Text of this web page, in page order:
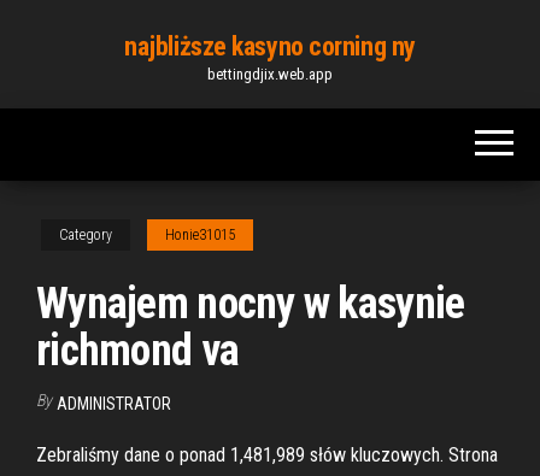
content
najbliższe kasyno corning ny
bettingdjix.web.app
Category Honie31015
Wynajem nocny w kasynie
richmond va
By ADMINISTRATOR
Zebraliśmy dane o ponad 1,481,989 słów kluczowych. Strona